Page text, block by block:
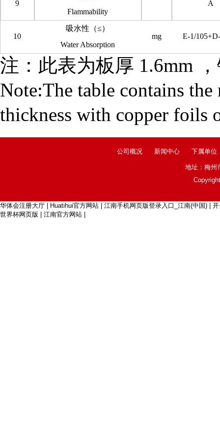
9
Flammability
A
10
吸水性（≤）
Water Absorption
mg E-1/
注：此表为板厚 1.6mm
Note:The table contains
thickness with copper foils
公司概况 新闻中心 下属单位
地址：梅州
华体会注册大厅 Huatihui官方网站 江南手机网页版登录入口_江南(中国)
世界杯网页版
江南官方网站